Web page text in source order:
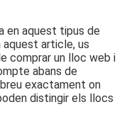
en aquest tipus de
aquest article, us
comprar un lloc web i
abans de
exactament on
distingir els llocs